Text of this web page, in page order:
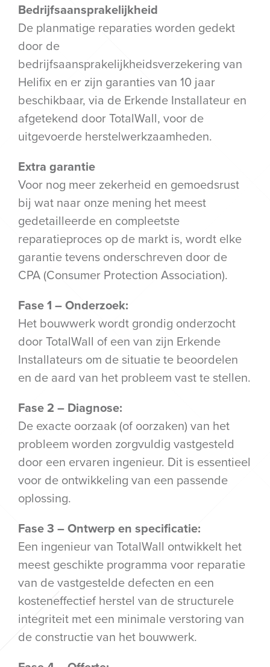
Bedrijfsaansprakelijkheid
De planmatige reparaties worden gedekt
door de
bedrijfsaansprakelijkheidsverzekering van
Helifix en er zijn garanties van 10 jaar
beschikbaar, via de Erkende Installateur en
afgetekend door TotalWall, voor de
uitgevoerde herstelwerkzaamheden.
Extra garantie
Voor nog meer zekerheid en gemoedsrust
bij wat naar onze mening het meest
gedetailleerde en compleetste
reparatieproces op de markt is, wordt elke
garantie tevens onderschreven door de
CPA (Consumer Protection Association).
Fase 1 – Onderzoek:
Het bouwwerk wordt grondig onderzocht
door TotalWall of een van zijn Erkende
Installateurs om de situatie te beoordelen
en de aard van het probleem vast te stellen.
Fase 2 – Diagnose:
De exacte oorzaak (of oorzaken) van het
probleem worden zorgvuldig vastgesteld
door een ervaren ingenieur. Dit is essentieel
voor de ontwikkeling van een passende
oplossing.
Fase 3 – Ontwerp en specificatie:
Een ingenieur van TotalWall ontwikkelt het
meest geschikte programma voor reparatie
van de vastgestelde defecten en een
kosteneffectief herstel van de structurele
integriteit met een minimale verstoring van
de constructie van het bouwwerk.